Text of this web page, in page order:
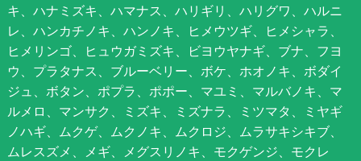
キ、ハナミズキ、ハマナス、ハリギリ、ハリグワ、ハルニ
レ、ハンカチノキ、ハンノキ、ヒメウツギ、ヒメシャラ、
ヒメリンゴ、ヒュウガミズキ、ビヨウヤナギ、ブナ、フヨ
ウ、プラタナス、ブルーベリー、ボケ、ホオノキ、ボダイ
ジュ、ボタン、ポプラ、ポポー、マユミ、マルバノキ、マ
ルメロ、マンサク、ミズキ、ミズナラ、ミツマタ、ミヤギ
ノハギ、ムクゲ、ムクノキ、ムクロジ、ムラサキシキブ、
ムレスズメ、メギ、メグスリノキ、モクゲンジ、モクレ